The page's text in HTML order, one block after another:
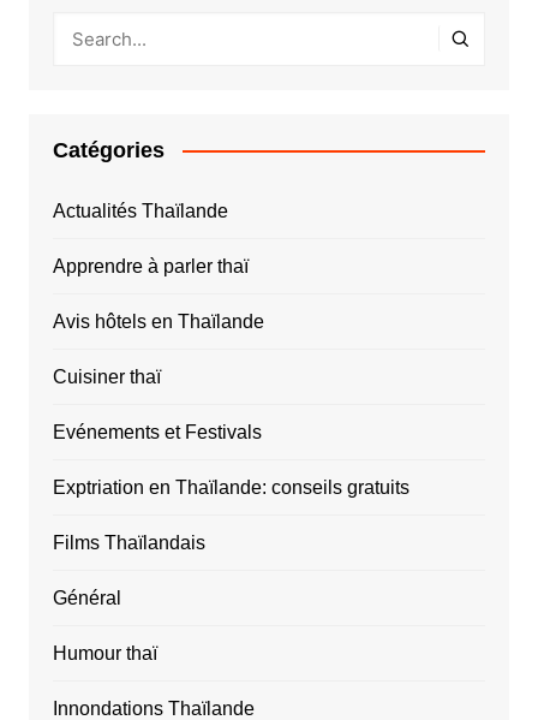
Catégories
Actualités Thaïlande
Apprendre à parler thaï
Avis hôtels en Thaïlande
Cuisiner thaï
Evénements et Festivals
Exptriation en Thaïlande: conseils gratuits
Films Thaïlandais
Général
Humour thaï
Innondations Thaïlande